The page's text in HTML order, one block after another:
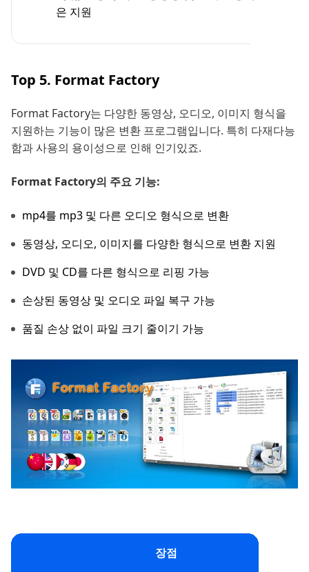
은 지원
Top 5. Format Factory
Format Factory는 다양한 동영상, 오디오, 이미지 형식을
지원하는 기능이 많은 변환 프로그램입니다. 특히 다재다능
함과 사용의 용이성으로 인해 인기있죠.
Format Factory의 주요 기능:
mp4를 mp3 및 다른 오디오 형식으로 변환
동영상, 오디오, 이미지를 다양한 형식으로 변환 지원
DVD 및 CD를 다른 형식으로 리핑 가능
손상된 동영상 및 오디오 파일 복구 가능
품질 손상 없이 파일 크기 줄이기 가능
장점